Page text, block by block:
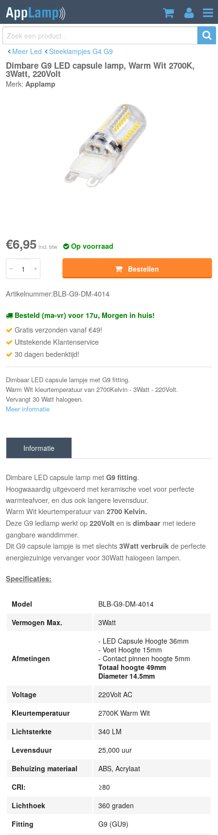
Dimbare G9 LED capsule lamp, Warm
Wit 2700K, 3Watt, 220Volt
€6,95
Meer Led Steeklampjes G4 G9
Dimbare G9 LED capsule lamp, Warm Wit 2700K,
3Watt, 220Volt
Merk: Applamp
€6,95 Incl. btw Op voorraad
Bestellen
Artikelnummer:BLB-G9-DM-4014
Besteld (ma-vr) voor 17u, Morgen in huis!
Gratis verzonden vanaf €49!
Uitstekende Klantenservice
30 dagen bedenktijd!
Dimbaar LED capsule lampje met G9 fitting.
Warm Wit kleurtemperatuur van 2700Kelvin - 3Watt - 220Volt.
Vervangt 30 Watt halogeen.
Meer informatie
Informatie
Dimbare LED capsule lamp met G9 fitting.
Hoogwaaardig uitgevoerd met keramische voet voor perfecte
warmteafvoer, en dus ook langere levensduur.
Warm Wit kleurtemperatuur van2700 Kelvin.
Deze G9 ledlamp werkt op220Volt en isdimbaar met iedere
gangbare wanddimmer.
Dit G9 capsule lampje is met slechts3Watt verbruik de perfecte
energiezuinige vervanger voor 30Watt halogeen lampen.
Specificaties:
Model
BLB-G9-DM-4014
Vermogen Max.
3Watt
Afmetingen
- LED Capsule Hoogte 36mm
- Voet Hoogte 15mm
- Contact pinnen hoogte 5mm
Totaal hoogte 49mm
Diameter 14.5mm
Voltage
220Volt AC
Kleurtemperatuur
2700K Warm Wit
Lichtsterkte
340 LM
Levensduur
25,000 uur
Behuizing materiaal
ABS, Acrylaat
CRI:
≥80
Lichthoek
360 graden
Fitting
G9 (GU9)